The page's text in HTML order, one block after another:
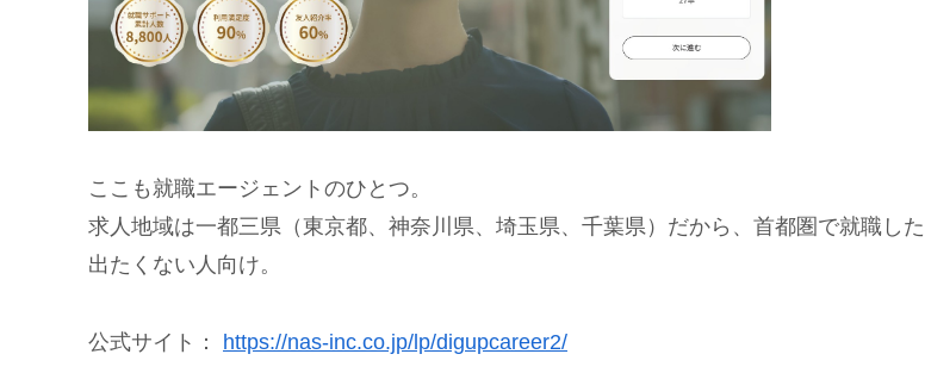
ここも就職エージェントのひとつ。
求人地域は一都三県（東京都、神奈川県、埼玉県、千葉県）だから、首都圏で就職し
出たくない人向け。
公式サイト： https://nas-inc.co.jp/lp/digupcareer2/